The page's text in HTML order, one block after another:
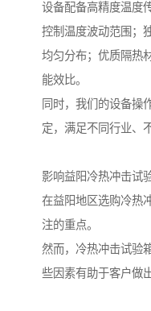
设备配备高精度温度
控制温度波动范围；
均匀分布；优质隔热
能效比。
同时，我们的设备操
定，满足不同行业、
影响益阳冷热冲击试
在益阳地区选购冷热
注的重点。
然而，冷热冲击试验
些因素有助于客户做